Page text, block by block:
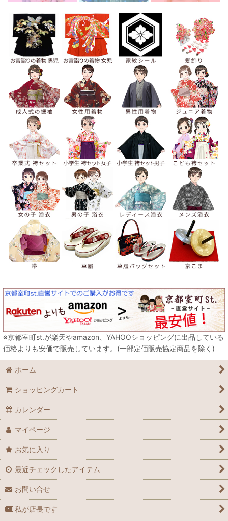
※京都室町st.が楽天やamazon、YAHOOショッピングに出品している
価格よりも安価で販売しています。(一部定価販売協定商品を除く)
ホーム
ショッピングカート
カレンダー
マイページ
お気に入り
最近チェックしたアイテム
お問い合せ
私が店長です